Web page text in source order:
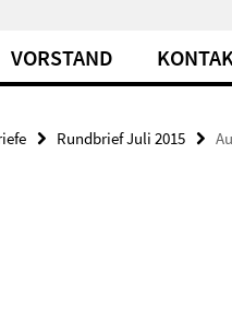
VORSTAND
Rundbrief Juli 2015